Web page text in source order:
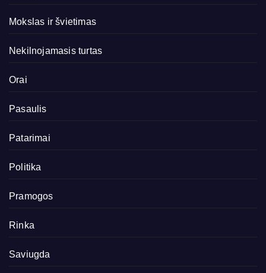
Mokslas ir švietimas
Nekilnojamasis turtas
Orai
Pasaulis
Patarimai
Politika
Pramogos
Rinka
Saviugda